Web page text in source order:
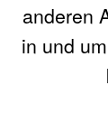
anderen
in und